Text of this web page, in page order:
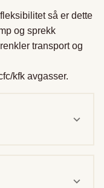
så er dette
og sprekk
transport og
kfk avgasser.